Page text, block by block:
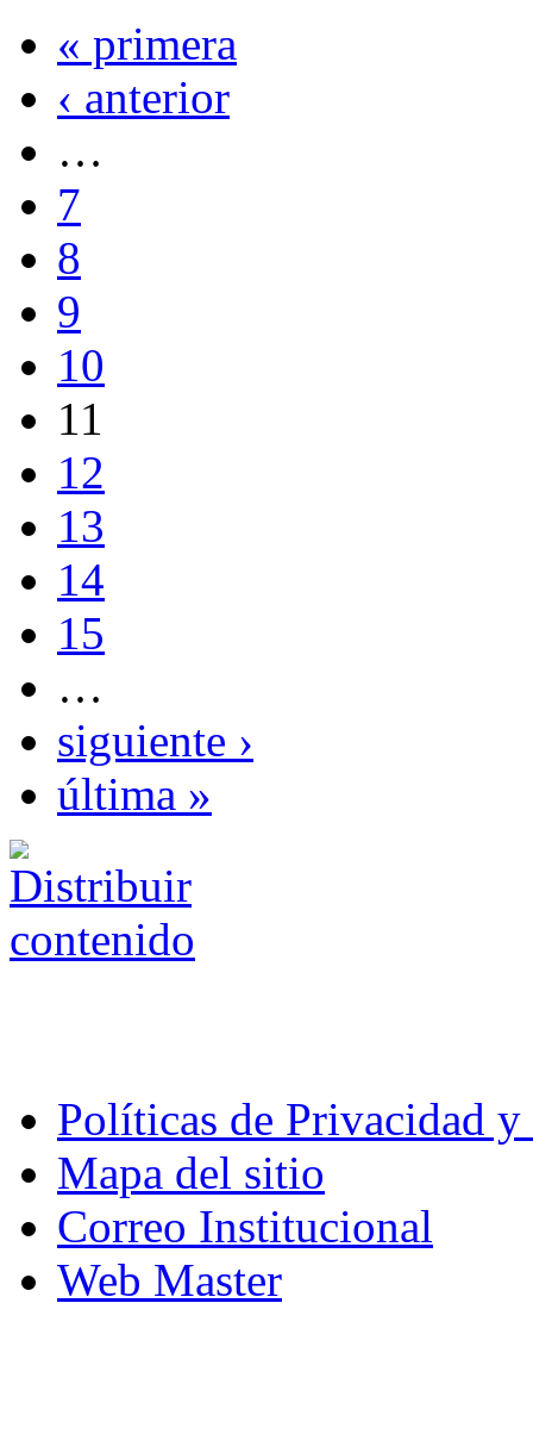
« primera
‹ anterior
…
7
8
9
10
11
12
13
14
15
…
siguiente ›
última »
Políticas de Privacidad
Mapa del sitio
Correo Institucional
Web Master